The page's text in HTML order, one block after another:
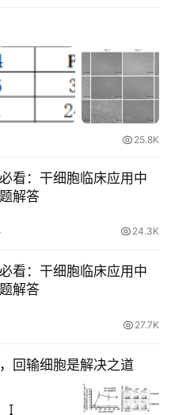
注册
25.8K
看：干细胞临床应用中
解答
24.3K
看：干细胞临床应用中
解答
27.7K
回输细胞是解决之道